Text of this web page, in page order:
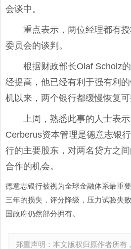
会谈中。
重点表示，两位经理都有
委员会的谈判。
根据财政部长Olaf Scholz
经提高，他已经有利于强有利
机以来，两个银行都缓慢恢复可
上周，熟悉此事的人士表
Cerberus资本管理是德意志银
行的主要股东，对两名贷方之
合作的机会。
德意志银行被视为全球金融体系最重
三年的损失，评分降级，压力试验失
国政府仍然部分拥有。
郑重声明：本文版权归原作者所有